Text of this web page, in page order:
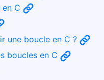
C
une boucle en C ?
boucles en C